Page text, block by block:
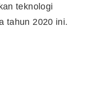
teknologi
tahun 2020 ini.